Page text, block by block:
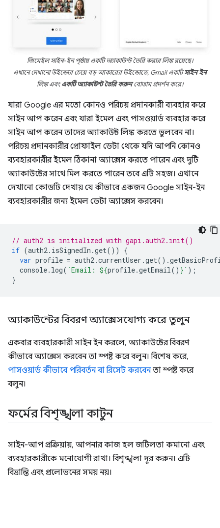
জিমেইল সাইন-ইন পৃষ্ঠায় একটি অ্যাকাউন্ট তৈরি করার লিঙ্ক রয়েছে।
এখানে দেখানো উইন্ডোর চেয়ে বড় আকারের উইন্ডোতে, Gmail একটিসাইন ইন
লিঙ্ক এবংএকটি অ্যাকাউন্ট তৈরি করুনবোতাম প্রদর্শন করে।
যারা Google এর মতো কোনও পরিচয় প্রদানকারী ব্যবহার করে
সাইন আপ করেন এবং যারা ইমেল এবং পাসওয়ার্ড ব্যবহার করে
সাইন আপ করেন তাদের অ্যাকাউন্ট লিঙ্ক করতে ভুলবেন না।
পরিচয় প্রদানকারীর প্রোফাইল ডেটা থেকে যদি আপনি কোনও
ব্যবহারকারীর ইমেল ঠিকানা অ্যাক্সেস করতে পারেন এবং দুটি
অ্যাকাউন্টের সাথে মিল করতে পারেন তবে এটি সহজ। এখানে
দেখানো কোডটি দেখায় যে কীভাবে একজন Google সাইন-ইন
ব্যবহারকারীর জন্য ইমেল ডেটা অ্যাক্সেস করবেন।
// auth2 is initialized with gapi.auth2.init()
if (auth2. isSignedIn .get())
{
var profile = auth2.currentUser .get().
console. log( `Email: ${profile.getEmail() } ` );
}
অ্যাকাউন্টের বিবরণ অ্যাক্সেসযোগ্য করে তুলুন
একবার ব্যবহারকারী সাইন ইন করলে, অ্যাকাউন্টের বিবরণ
কীভাবে অ্যাক্সেস করবেন তা স্পষ্ট করে বলুন। বিশেষ করে,
পাসওয়ার্ড কীভাবে পরিবর্তন বা রিসেট করবেনতা স্পষ্ট করে
বলুন।
ফর্মের বিশৃঙ্খলা কাটুন
সাইন-আপ প্রক্রিয়ায়, আপনার কাজ হল জটিলতা কমানো এবং
ব্যবহারকারীকে মনোযোগী রাখা। বিশৃঙ্খলা দূর করুন। এটি
বিভ্রান্তি এবং প্রলোভনের সময় নয়।